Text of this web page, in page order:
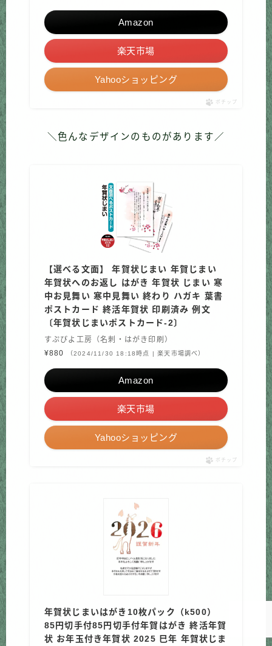
Follow Me
Amazon
楽天市場
Yahooショッピング
ポチップ
＼色んなデザインのものがあります／
【選べる文面】 年賀状じまい 年賀じまい
年賀状へのお返し はがき 年賀状 じまい 寒
中お見舞い 寒中見舞い 終わり ハガキ 葉書
ポストカード 終活年賀状 印刷済み 例文
〔年賀状じまいポストカード-2〕
すぷぴよ工房（名刺・はがき印刷）
¥880
（2024/11/30 18:18時点 | 楽天市場調べ）
Amazon
楽天市場
Yahooショッピング
ポチップ
年賀状じまいはがき10枚パック（k500）
85円切手付85円切手付年賀はがき 終活年賀
状 お年玉付き年賀状 2025 巳年 年賀状じま